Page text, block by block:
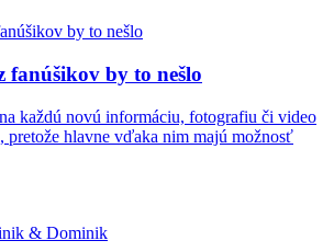
fanúšikov by to nešlo
každú novú informáciu, fotografiu či video
pretože hlavne vďaka nim majú možnosť